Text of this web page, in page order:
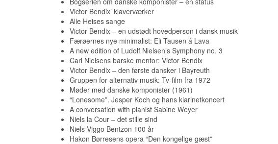
Victor Bendix’ klaverværker
Alle Heises sange
Victor Bendix – en udstødt hovedperson i dansk musik
Færøernes nye minimalist: Eli Tausen á Lava
A new edition of Ludolf Nielsen’s Symphony no. 3
Carl Nielsens barske mentor: Victor Bendix
Victor Bendix – den første dansker i Bayreuth
Gruppen for alternativ musik: Tv-film fra 1972
Møder med danske komponister (1961)
“Lonesome”. Jesper Koch og hans klarinetkoncert
A conversation with pianist Sabine Weyer
Niels la Cour – det stille sind
Niels Viggo Bentzon 100 år
Hakon Børresens opera “Den kongelige gæst”